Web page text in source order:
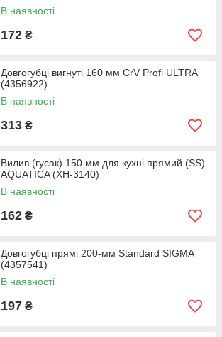
В наявності
172 ₴
Довгогубці вигнуті 160 мм CrV Profi ULTRA
(4356922)
В наявності
313 ₴
Вилив (гусак) 150 мм для кухні прямий (SS)
AQUATICA (XH-3140)
В наявності
162 ₴
Довгогубці прямі 200-мм Standard SIGMA
(4357541)
В наявності
197 ₴